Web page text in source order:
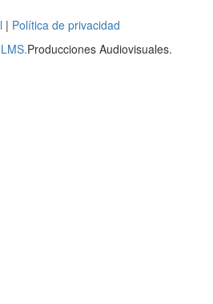
| Política de privacidad
Producciones Audiovisuales.